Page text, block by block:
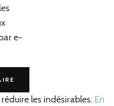
e-
les indésirables. En